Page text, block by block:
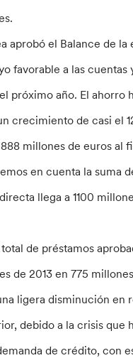
aprobó el Balance de la
favorable a las cuentas
próximo año. El ahorro
crecimiento de casi el
millones de euros al
en cuenta la suma
llega a 1100
de préstamos
de 2013 en 775
ligera disminución en
debido a la crisis que
de crédito, con